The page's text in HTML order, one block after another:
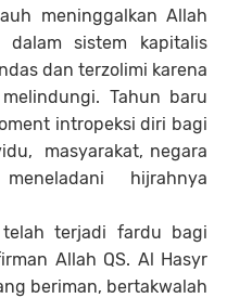
meninggalkan Allah
sistem kapitalis
dan terzolimi karena
Tahun baru
intropeksi diri bagi
masyarakat, negara
hijrahnya
terjadi fardu bagi
Allah QS. Al Hasyr
beriman, bertakwalah